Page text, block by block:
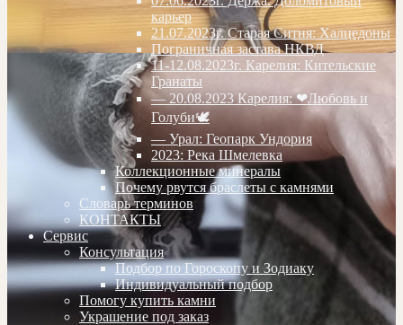
карьер
21.07.2023г. Старая Ситня: Халцедоны
Пограничная застава НКВД
11-12.08.2023г. Карелия: Кительские
Гранаты
— 20.08.2023 Карелия: ❤Любовь и
Голуби🕊
— Урал: Геопарк Ундория
2023: Река Шмелевка
Коллекционные минералы
Почему рвутся браслеты с камнями
Словарь терминов
КОНТАКТЫ
Сервис
Консультация
Подбор по Гороскопу и Зодиаку
Индивидуальный подбор
Помогу купить камни
Украшение под заказ